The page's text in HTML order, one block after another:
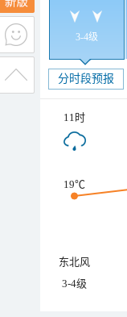
3-4级
分时段预报
11时
19℃
东北风
3-4级